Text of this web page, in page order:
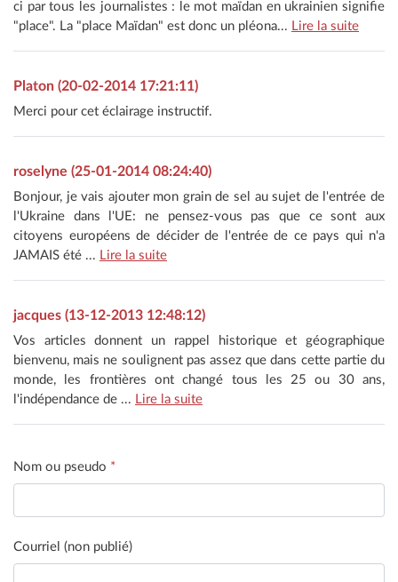
ci par tous les journalistes : le mot maïdan en ukrainien signifie
"place". La "place Maïdan" est donc un pléona... Lire la suite
Platon (20-02-2014 17:21:11)
Merci pour cet éclairage instructif.
roselyne (25-01-2014 08:24:40)
Bonjour, je vais ajouter mon grain de sel au sujet de l'entrée de
l'Ukraine dans l'UE: ne pensez-vous pas que ce sont aux
citoyens européens de décider de l'entrée de ce pays qui n'a
JAMAIS été ... Lire la suite
jacques (13-12-2013 12:48:12)
Vos articles donnent un rappel historique et géographique
bienvenu, mais ne soulignent pas assez que dans cette partie du
monde, les frontières ont changé tous les 25 ou 30 ans,
l'indépendance de ... Lire la suite
Nom ou pseudo *
Courriel (non publié)